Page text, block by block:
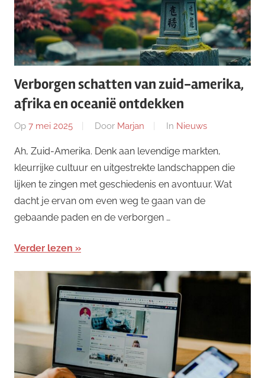
Verborgen schatten van zuid-amerika,
afrika en oceanië ontdekken
Op 7 mei 2025 Door Marjan In Nieuws
Ah, Zuid-Amerika. Denk aan levendige markten,
kleurrijke cultuur en uitgestrekte landschappen die
lijken te zingen met geschiedenis en avontuur. Wat
dacht je ervan om even weg te gaan van de
gebaande paden en de verborgen …
Verder lezen